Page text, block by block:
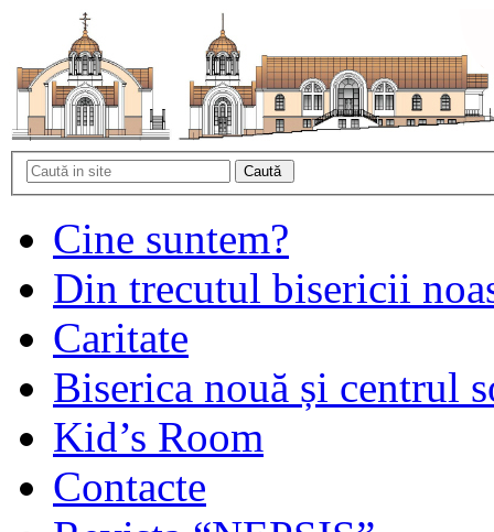
Cine suntem?
Din trecutul bisericii
Caritate
Biserica nouă și centrul
Kid’s Room
Contacte